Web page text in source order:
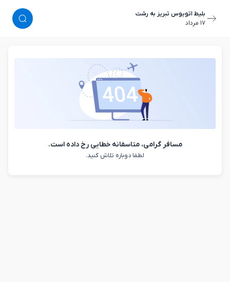
بلیط اتوبوس تبریز به رشت
١٧ مرداد
مسافر گرامی، متاسفانه خطایی رخ داده است.
لطفا دوباره تلاش کنید.